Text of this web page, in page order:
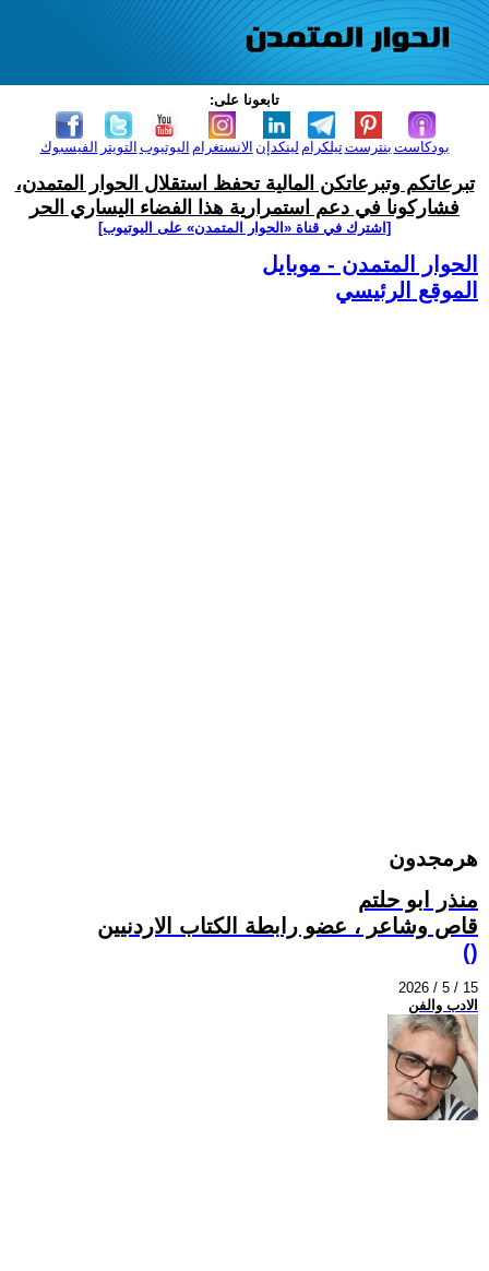
تابعونا على:
الفيسبوك التويتر اليوتيوب الانستغرام لينكدإن تيلكرامبنترست بودكاست
تبرعاتكم وتبرعاتكن المالية تحفظ استقلال الحوار المتمدن،
فشاركونا في دعم استمرارية هذا الفضاء اليساري الحر
[اشترك في قناة ‫«الحوار المتمدن» على اليوتيوب]
الحوار المتمدن - موبايل
الموقع الرئيسي
هرمجدون
منذر ابو حلتم
قاص وشاعر ، عضو رابطة الكتاب الاردنيين
()
2026 / 5 / 15
الادب والفن